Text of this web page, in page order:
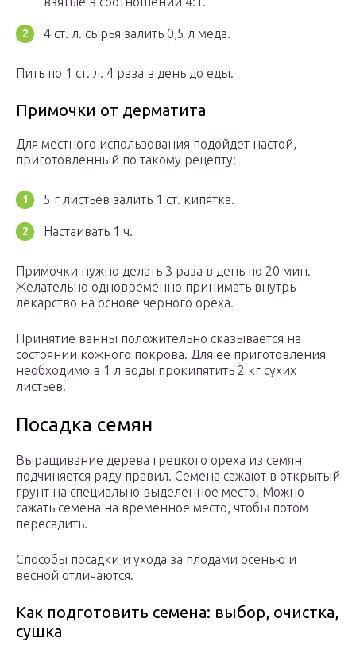
4 ст. л. сырья залить 0,5 л меда.
Пить по 1 ст. л. 4 раза в день до еды.
Примочки от дерматита
Для местного использования подойдет настой,
приготовленный по такому рецепту:
5 г листьев залить 1 ст. кипятка.
Настаивать 1 ч.
Примочки нужно делать 3 раза в день по 20 мин.
Желательно одновременно принимать внутрь
лекарство на основе черного ореха.
Принятие ванны положительно сказывается на
состоянии кожного покрова. Для ее приготовления
необходимо в 1 л воды прокипятить 2 кг сухих
листьев.
Посадка семян
Выращивание дерева грецкого ореха из семян
подчиняется ряду правил. Семена сажают в открытый
грунт на специально выделенное место. Можно
сажать семена на временное место, чтобы потом
пересадить.
Способы посадки и ухода за плодами осенью и
весной отличаются.
Как подготовить семена: выбор, очистка,
сушка